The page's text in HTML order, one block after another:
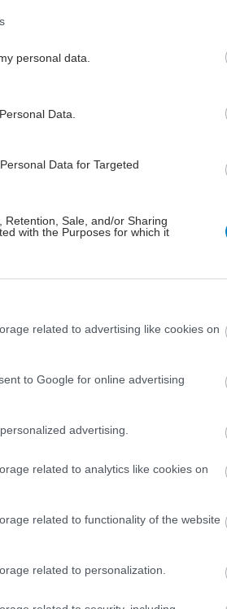
personal data.
Data.
Data for Targeted
Sale, and/or Sharing
with the Purposes for which it
related to advertising like cookies on
to Google for online advertising
advertising.
related to analytics like cookies on
related to functionality of the website
related to personalization.
χρόνο, το νοσοκομείο θα
την αντιμετώπιση των
στην απώλεια βάρους